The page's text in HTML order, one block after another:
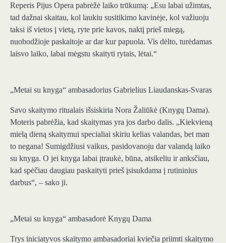
Reperis Pijus Opera pabrėžė laiko trūkumą: „Esu labai užimtas,
tad dažnai skaitau, kol laukiu susitikimo kavinėje, kol važiuoju
taksi iš vietos į vietą, ryte prie kavos, naktį prieš miegą,
nuobodžioje paskaitoje ar dar kur papuola. Vis dėlto, turėdamas
laisvo laiko, labai mėgstu skaityti rytais, lėtai.“
„Metai su knyga“ ambasadorius Gabrielius Liaudanskas-Svaras
Savo skaitymo ritualais išsiskiria Nora Žaliūkė (Knygų Dama).
Moteris pabrėžia, kad skaitymas yra jos darbo dalis. „Kiekvieną
mielą dieną skaitymui specialiai skiriu kelias valandas, bet man
to negana! Sumigdžiusi vaikus, pasidovanoju dar valandą laiko
su knyga. O jei knyga labai įtraukė, būna, atsikeliu ir anksčiau,
kad spėčiau daugiau paskaityti prieš įsisukdama į rutininius
darbus“, – sako ji.
„Metai su knyga“ ambasadorė Knygų Dama
Trys iniciatyvos skaitymo ambasadoriai kviečia priimti skaitymo